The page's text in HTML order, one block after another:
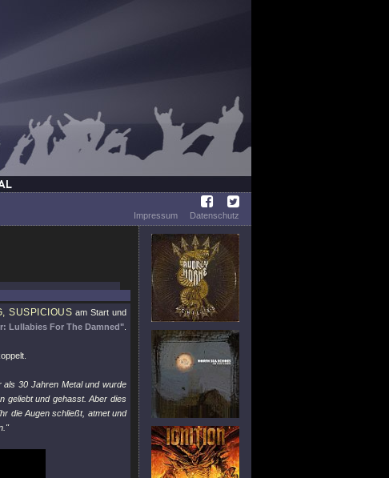
Impressum
Datenschutz
SUSPICIOUS am Start und
Lullabies For The Damned"
als 30 Jahren Metal und wurde
geliebt und gehasst. Aber dies
die Augen schließt, atmet und